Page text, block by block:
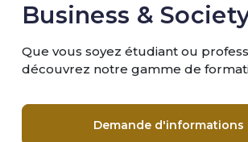
Business &
Que vous soyez étudiant ou
découvrez notre gamme de
Demande d'informations